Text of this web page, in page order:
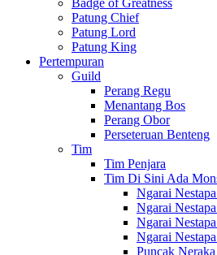
Badge of Greatness
Patung Chief
Patung Lord
Patung King
Pertempuran
Guild
Perang Regu
Menantang Bos
Perang Obor
Perseteruan Benteng
Tim
Tim Penjara
Tim Di Sini Ada
Ngarai
Ngarai
Ngarai
Ngarai
Puncak